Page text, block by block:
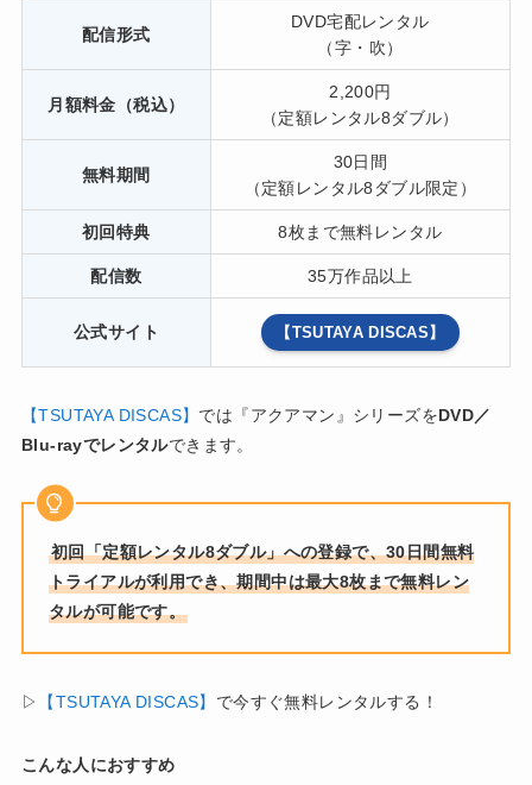
配信形式
DVD宅配レンタル
（字・吹）
月額料金（税込）
2,200円
（定額レンタル8ダブル）
無料期間
30日間
（定額レンタル8ダブル限定）
初回特典 8枚まで無料レンタル
配信数 35万作品以上
公式サイト 【TSUTAYA DISCAS】
【TSUTAYA DISCAS】 では『アクアマン』シリーズをDVD／
Blu-rayでレンタルできます。
初回「定額レンタル8ダブル」への登録で、30日間無料
トライアルが利用でき、期間中は最大8枚まで無料レン
タルが可能です。
▷ 【TSUTAYA DISCAS】 で今すぐ無料レンタルする！
こんな人におすすめ